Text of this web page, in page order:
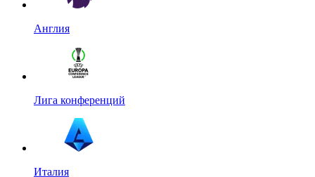
Англия
Лига конференций
Италия